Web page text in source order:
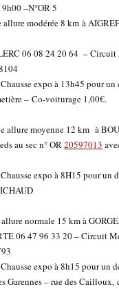
–N°OR 5
allure modérée 8 km à
06 08 24 20 64 – Circuit
expo à 13h45 pour un
– Co-voiturage 1,00€.
allure moyenne 12 km à
au sec n° OR20597013
expo à 8H15 pour un
normale 15 km à
06 47 96 33 20 – Circuit
expo à 8h15 pour un
Garennes – rue des